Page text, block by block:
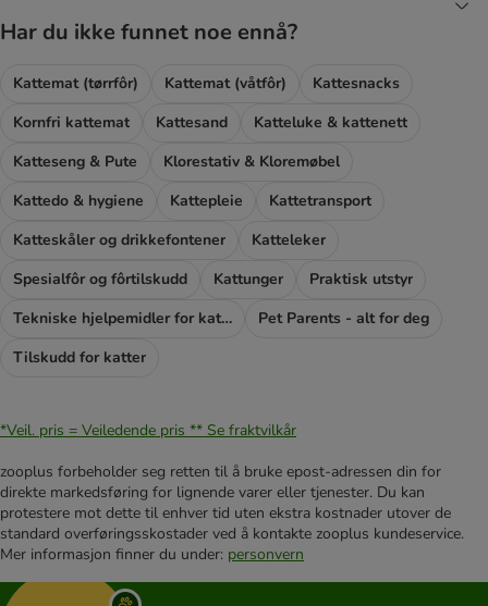
Har du ikke funnet noe ennå?
Kattemat (tørrfôr) Kattemat (våtfôr)
Kattesnacks
Kornfri kattemat
Kattesand
Katteluke & kattenett
Katteseng & Pute
Klorestativ & Kloremøbel
Kattedo & hygiene
Kattepleie
Kattetransport
Katteskåler og drikkefontener
Katteleker
Spesialfôr og fôrtilskudd
Kattunger
Praktisk utstyr
Tekniske hjelpemidler for katter
Pet Parents - alt for deg
Tilskudd for katter
*Veil. pris = Veiledende pris ** Se fraktvilkår
zooplus forbeholder seg retten til å bruke epost-adressen din for
direkte markedsføring for lignende varer eller tjenester. Du kan
protestere mot dette til enhver tid uten ekstra kostnader utover de
standard overføringsskostader ved å kontakte zooplus kundeservice.
Mer informasjon finner du under: personvern